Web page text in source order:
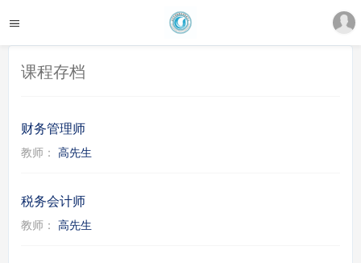
课程存档
财务管理师
教师： 高先生
税务会计师
教师： 高先生